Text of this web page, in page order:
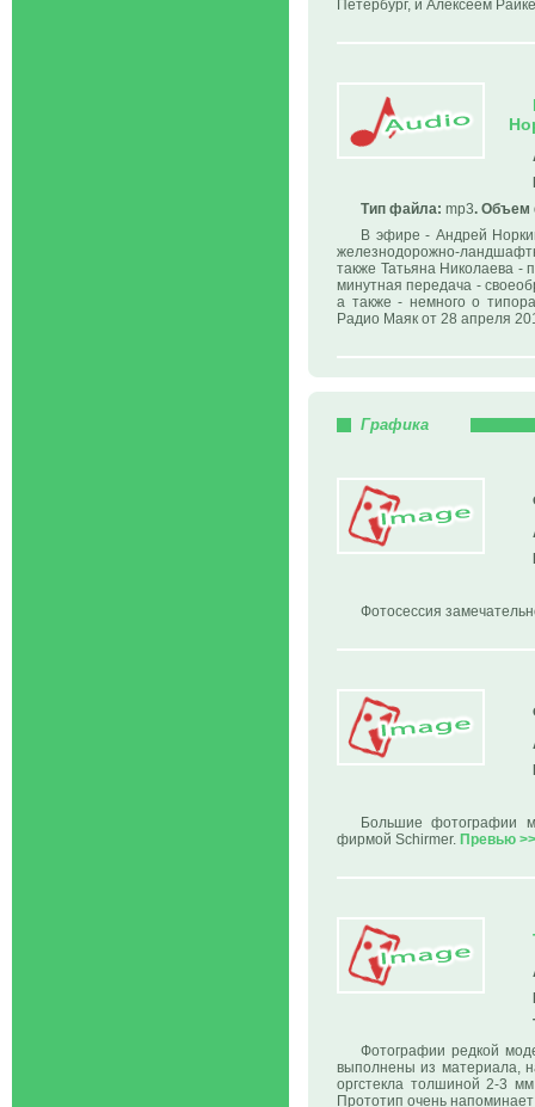
Петербург, и Алексеем
Тип файла: mp3.
В эфире - Андрей
железнодорожно-
также Татьяна Николаева
минутная передача -
а также - немного о
Радио Маяк от 28 апреля
Графика
Фотосессия
Большие фотографии
фирмой Sсhirmer. Превью
Фотографии редкой
выполнены из материала,
оргстекла толшиной 2-3
Прототип очень